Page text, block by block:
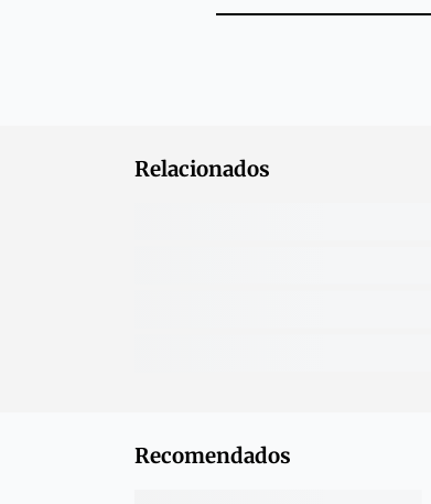
Relacionados
Recomendados